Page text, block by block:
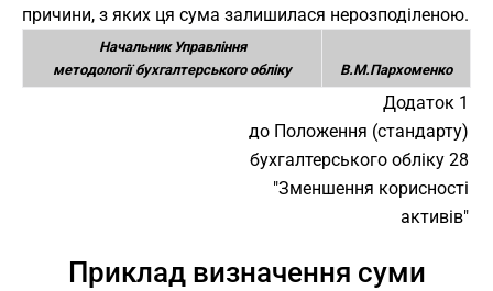
причини, з яких ця сума залишилася нерозподіленою.
Начальник Управління
методології бухгалтерського обліку
В.М.Пархоменко
Додаток 1
до Положення (стандарту)
бухгалтерського обліку 28
"Зменшення корисності
активів"
Приклад визначення суми